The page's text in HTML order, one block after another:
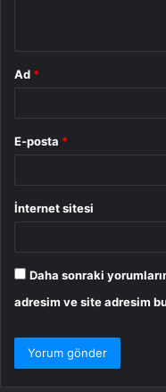
Ad *
E-posta *
İnternet sitesi
Daha sonraki
adresim ve site adresim